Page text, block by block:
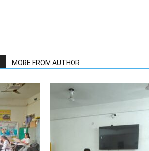
MORE FROM AUTHOR